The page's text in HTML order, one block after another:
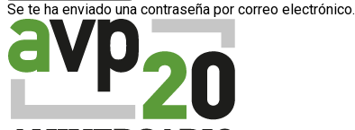
Se te ha enviado una contraseña por correo electrónico.